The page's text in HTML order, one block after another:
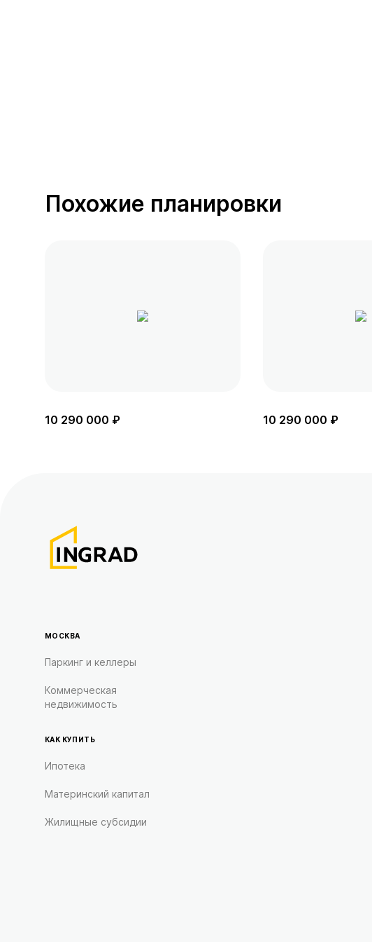
Похожие планировки
10 290 000 ₽ 10 290 000 ₽
МОСКВА
Паркинг и келлеры
Коммерческая
недвижимость
КАК КУПИТЬ
Ипотека
Материнский капитал
Жилищные субсидии